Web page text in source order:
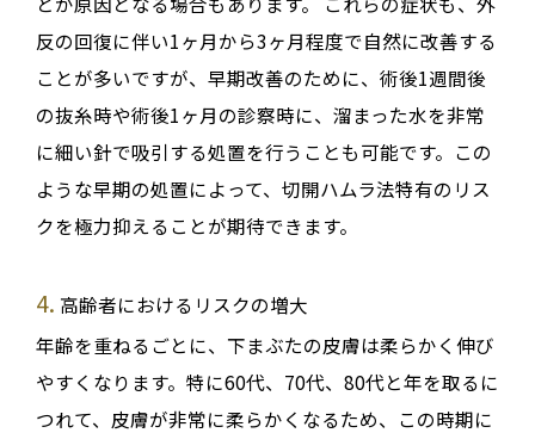
反の回復に伴い1ヶ月から3ヶ月程度で自然に改善する
ことが多いですが、早期改善のために、術後1週間後
の抜糸時や術後1ヶ月の診察時に、溜まった水を非常
に細い針で吸引する処置を行うことも可能です。この
ような早期の処置によって、切開ハムラ法特有のリス
クを極力抑えることが期待できます。
4. 高齢者におけるリスクの増大
年齢を重ねるごとに、下まぶたの皮膚は柔らかく伸び
やすくなります。特に60代、70代、80代と年を取るに
つれて、皮膚が非常に柔らかくなるため、この時期に